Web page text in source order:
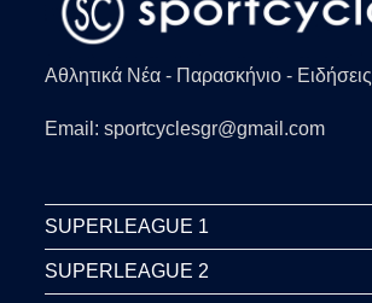
Αθλητικά Νέα - Παρασκήνιο - Ειδήσεις
Email: sportcyclesgr@gmail.com
SUPERLEAGUE 1
SUPERLEAGUE 2